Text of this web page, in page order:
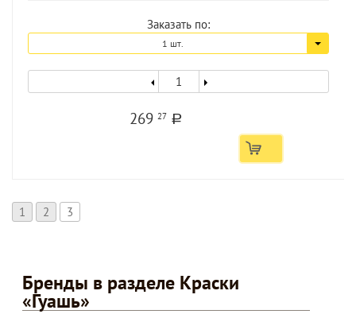
Заказать по:
1 шт.
26927 a
1 2 3
Бренды в разделе Краски
«Гуашь»